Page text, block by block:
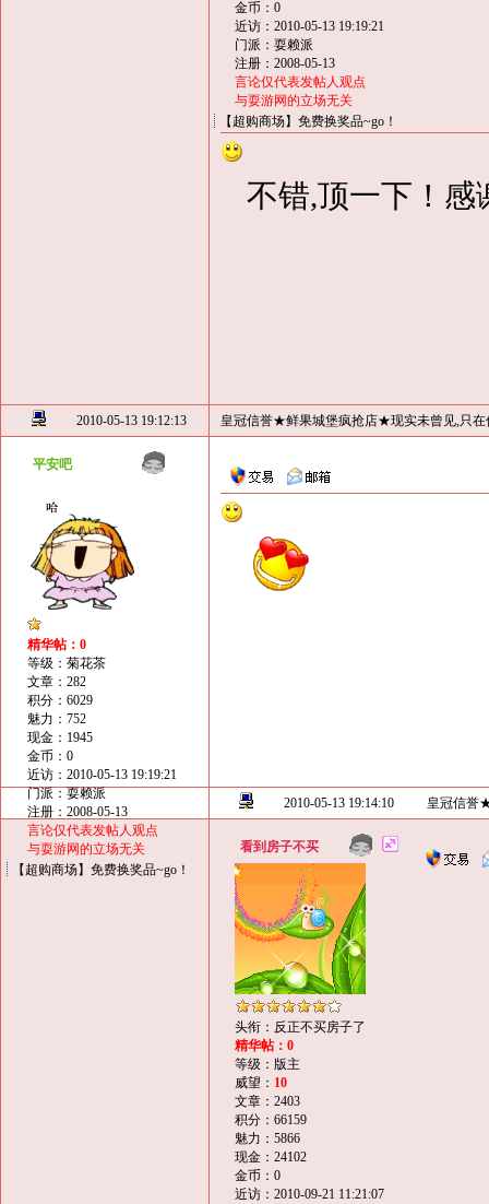
金币：0
近访：2010-05-13 19:19:21
门派：耍赖派
注册：2008-05-13
言论仅代表发帖人观点
与耍游网的立场无关
【超购商场】免费换奖品~go！
不错,顶一下！感
2010-05-13 19:12:13 皇冠信誉★鲜果城堡疯抢店★现实未曾见,只在
平安吧
精华帖：0
等级：菊花茶
文章：282
积分：6029
魅力：752
现金：1945
金币：0
近访：2010-05-13 19:19:21
门派：耍赖派
注册：2008-05-13
言论仅代表发帖人观点
与耍游网的立场无关
【超购商场】免费换奖品~go！
2010-05-13 19:14:10 皇冠信誉
看到房子不买
头衔：反正不买房子了
精华帖：0
等级：版主
威望： 10
文章：2403
积分：66159
魅力：5866
现金：24102
金币：0
近访：2010-09-21 11:21:07